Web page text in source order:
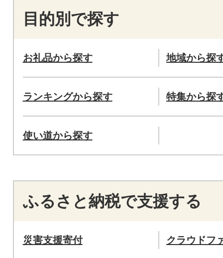
目的別で探す
お礼品から探す 地域から探
ランキングから探す 特集から探
使い道から探す
ふるさと納税で支援する
災害支援寄付 クラウドフ